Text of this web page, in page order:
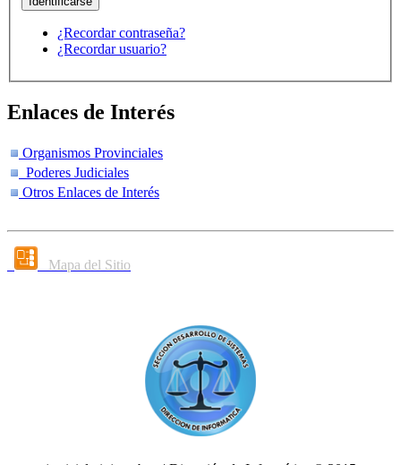
¿Recordar contraseña?
¿Recordar usuario?
Enlaces de Interés
Organismos Provinciales
Poderes Judiciales
Otros Enlaces de Interés
Mapa del Sitio